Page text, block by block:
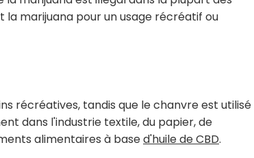
la marijuana pour un usage récréatif ou
récréatives, tandis que le chanvre est utilisé
dans l'industrie textile, du papier, de
alimentaires à based'huile de CBD.